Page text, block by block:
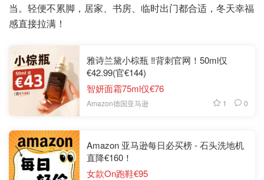
当。轻便不累脚，居家、书房、临时出门都合适，冬天幸福
感直接拉满！
雅诗兰黛小棕瓶 ‼️背刺官网！50ml仅
€42.99(官€144)
智妍面霜75ml仅€76
Amazon德国亚马逊 1 0
Amazon 亚马逊每日必买榜 - 石头洗地机
直降€160！
女款On跑鞋€95